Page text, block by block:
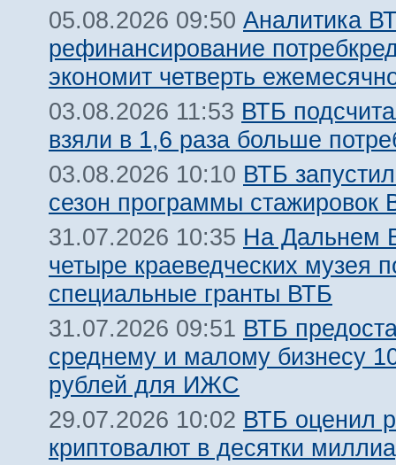
05.08.2026 09:50 Аналитика
рефинансирование
экономит четверть
03.08.2026 11:53 ВТБ
взяли в 1,6 раза больше
03.08.2026 10:10 ВТБ
сезон программы
31.07.2026 10:35 На Дальнем
четыре краеведческих музея
специальные гранты ВТБ
31.07.2026 09:51 ВТБ
среднему и малому бизнесу
рублей для ИЖС
29.07.2026 10:02 ВТБ оценил
криптовалют в десятки